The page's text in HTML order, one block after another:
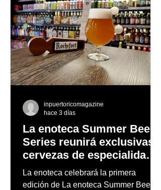
La enoteca Summer Beer
Series reunirá exclusivas
cervezas de especialidad
en un evento abierto al
público
La enoteca celebrará la primera
edición de La enoteca Summer Beer
inpuertoricomagazine
hace 3 días